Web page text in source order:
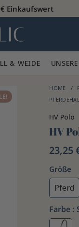
Einkaufswert
& WEIDE 🍃
HOME
HV Polo
HV
23,25
Größe
Pferd
Farbe :